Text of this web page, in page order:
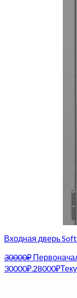
Входная дверь
30000₽
30000₽.28000₽